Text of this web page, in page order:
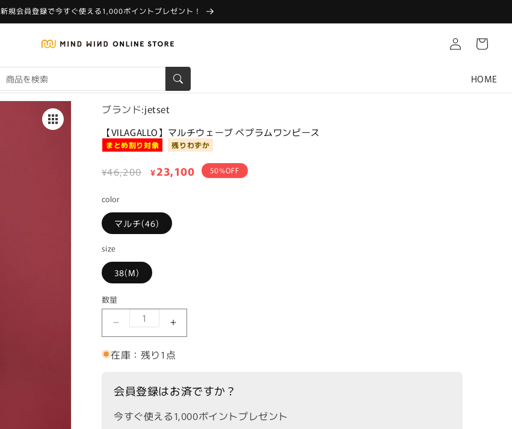
新規会員登録で今すぐ使える1,000ポイントプレゼント！
missing:
ー
HOME
ブランド:jetset
【VILAGALLO】マルチウェーブ ペプラムワンピース
まとめ割り対象 残りわずか
通
価
格
¥46,200
セ
価
格
¥23,100 50%OFF
color
マルチ(46)
size
38(M)
数量
【VILAGALLO】マルチウェーブ ペプラムワンピースの数量を減らす
【VILAGALLO】マルチウェーブ ペプラムワンピースの数量を増やす
在庫：残り1点
会員登録はお済ですか？
今すぐ使える1,000ポイントプレゼント